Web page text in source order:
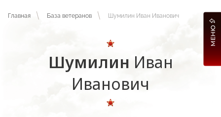
Главная База ветеранов Шумилин Иван Иванович
Шумилин Иван
Иванович
МЕНЮ